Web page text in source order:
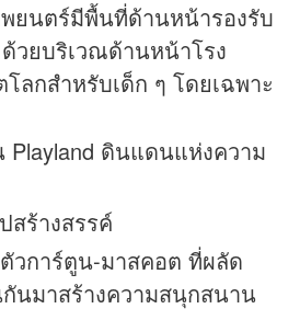
ยนตร์มีพื้นที่ด้านหน้ารองรับ
วยบริเวณด้านหน้าโรง
ลกสำหรับเด็ก ๆ โดยเฉพาะ
Playland ดินแดนแห่งความ
สร้างสรรค์
วการ์ตูน-มาสคอต ที่ผลัด
นมาสร้างความสนุกสนาน